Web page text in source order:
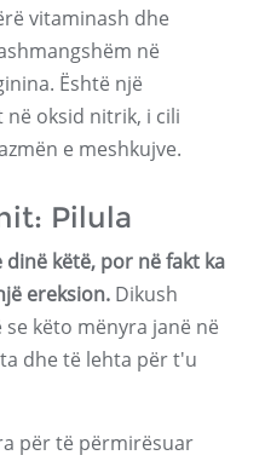
vitaminash dhe
në
Është një
oksid nitrik, i cili
e meshkujve.
Pilula
këtë, por në fakt ka
ereksion. Dikush
këto mënyra janë në
dhe të lehta për t'u
për të përmirësuar